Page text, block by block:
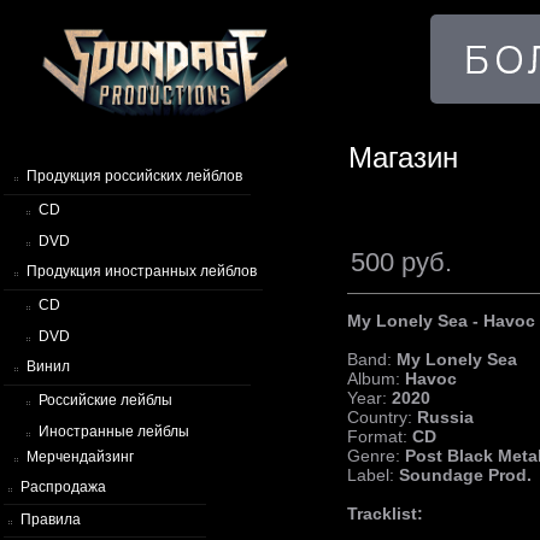
Продукция российских лейблов
CD
DVD
Продукция иностранных лейблов
CD
DVD
Винил
Российские лейблы
Иностранные лейблы
Мерчендайзинг
Распродажа
Правила
Магазин
500 руб.
My Lonely Sea - Havoc
Band: My Lonely Sea
Album: Havoc
Year: 2020
Country: Russia
Format: CD
Genre: Post Black
Label: Soundage Prod.
Tracklist: